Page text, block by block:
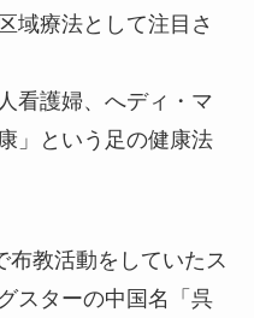
域療法として注目さ
看護婦、へディ・マ
」という足の健康法
布教活動をしていたス
スターの中国名「呉